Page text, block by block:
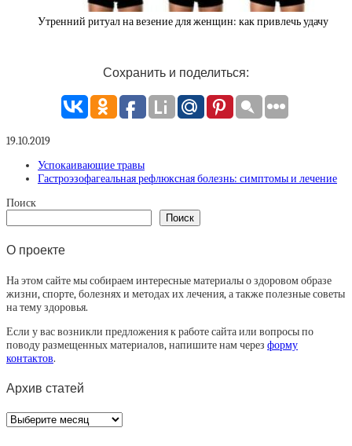
Утренний ритуал на везение для женщин: как привлечь удачу
Сохранить и поделиться:
19.10.2019
Успокаивающие травы
Гастроэзофагеальная рефлюксная болезнь: симптомы и лечение
Поиск
Поиск
О проекте
На этом сайте мы собираем интересные материалы о здоровом образе
жизни, спорте, болезнях и методах их лечения, а также полезные советы
на тему здоровья.
Если у вас возникли предложения к работе сайта или вопросы по
поводу размещенных материалов, напишите нам через форму
контактов.
Архив статей
Архив
статей